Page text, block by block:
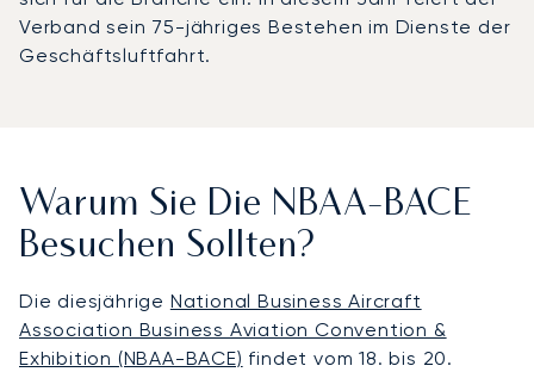
Verband sein 75-jähriges Bestehen im Dienste der
Geschäftsluftfahrt.
Warum Sie Die NBAA-BACE
Besuchen Sollten?
Die diesjährige National Business Aircraft
Association Business Aviation Convention &
Exhibition (NBAA-BACE) findet vom 18. bis 20.